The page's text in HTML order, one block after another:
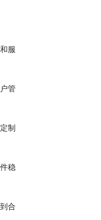
服
管
制
稳
合